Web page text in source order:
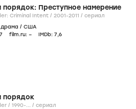
порядок: Преступное намерение
Law & Order: Criminal Intent / 2001-2011 / сериал
драма / США
7 film.ru: – IMDb: 7,6
порядок
Law & Order / 1990-... / сериал